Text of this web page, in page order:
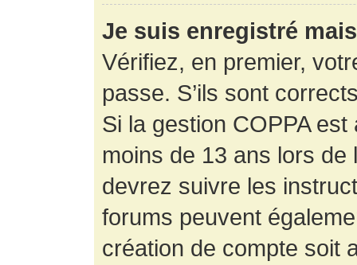
Je suis enregistré
Vérifiez, en premier,
passe. S’ils sont
Si la gestion COPPA
moins de 13 ans lors de
devrez suivre les
forums peuvent
création de compte soit